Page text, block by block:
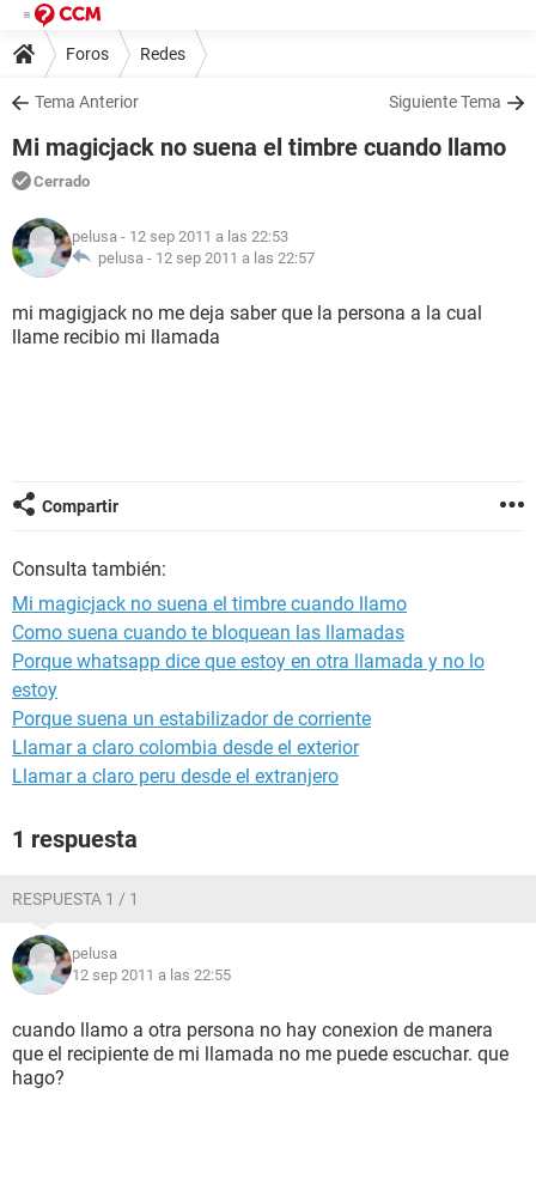
Foros Redes
Tema Anterior Siguiente Tema
Mi magicjack no suena el timbre cuando llamo
Cerrado
pelusa - 12 sep 2011 a las 22:53
pelusa - 12 sep 2011 a las 22:57
mi magigjack no me deja saber que la persona a la cual
llame recibio mi llamada
Compartir
Consulta también:
Mi magicjack no suena el timbre cuando llamo
Como suena cuando te bloquean las llamadas
Porque whatsapp dice que estoy en otra llamada y no lo
estoy
Porque suena un estabilizador de corriente
Llamar a claro colombia desde el exterior
Llamar a claro peru desde el extranjero
1 respuesta
RESPUESTA 1 / 1
pelusa
12 sep 2011 a las 22:55
cuando llamo a otra persona no hay conexion de manera
que el recipiente de mi llamada no me puede escuchar. que
hago?